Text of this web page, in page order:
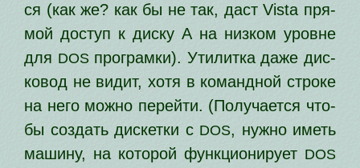
ся (как же? как бы не так, даст Vista пря­
мой доступ к дис­ку А на низ­ком уровне
для DOSпро­грам­ки). Утилитка даже дис­
ко­вод не видит, хотя в команд­ной стро­ке
на него мож­но перей­ти. (Получается что­
бы создать дис­кет­ки с DOS, нуж­но иметь
маши­ну, на кото­рой функ­ци­о­ни­ру­ет DOS